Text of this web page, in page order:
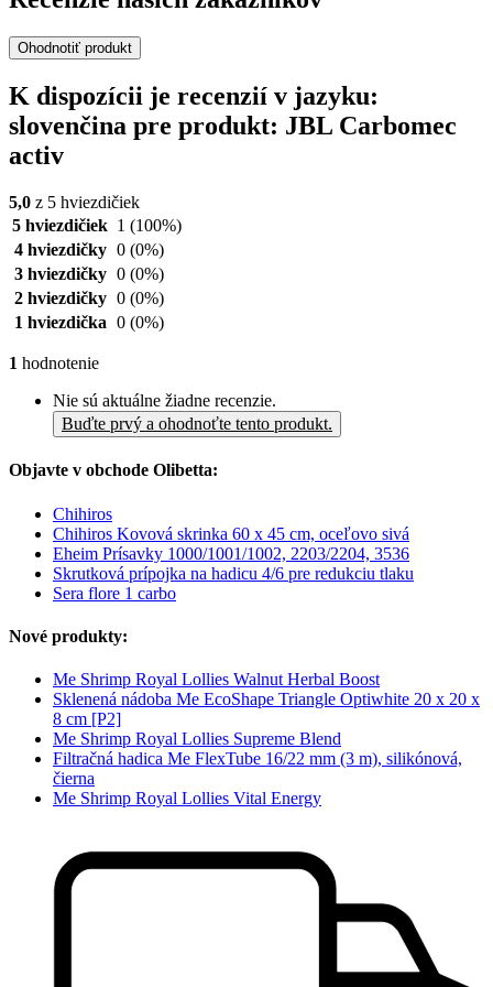
Ohodnotiť produkt
K dispozícii je recenzií v jazyku:
slovenčina pre produkt: JBL Carbomec
activ
5,0 z 5 hviezdičiek
5 hviezdičiek 1 (100%)
4 hviezdičky 0 (0%)
3 hviezdičky 0 (0%)
2 hviezdičky 0 (0%)
1 hviezdička 0 (0%)
1 hodnotenie
Nie sú aktuálne žiadne recenzie.
Buďte prvý a ohodnoťte tento produkt.
Objavte v obchode Olibetta:
Chihiros
Chihiros Kovová skrinka 60 x 45 cm, oceľovo sivá
Eheim Prísavky 1000/1001/1002, 2203/2204, 3536
Skrutková prípojka na hadicu 4/6 pre redukciu tlaku
Sera flore 1 carbo
Nové produkty:
Me Shrimp Royal Lollies Walnut Herbal Boost
Sklenená nádoba Me EcoShape Triangle Optiwhite 20 x 20 x
8 cm [P2]
Me Shrimp Royal Lollies Supreme Blend
Filtračná hadica Me FlexTube 16/22 mm (3 m), silikónová,
čierna
Me Shrimp Royal Lollies Vital Energy